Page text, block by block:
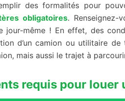
des formalités pour
obligatoires.
jour-même ! En effet, des
d’un camion ou utilitaire
mais aussi le trajet à
requis pour louer